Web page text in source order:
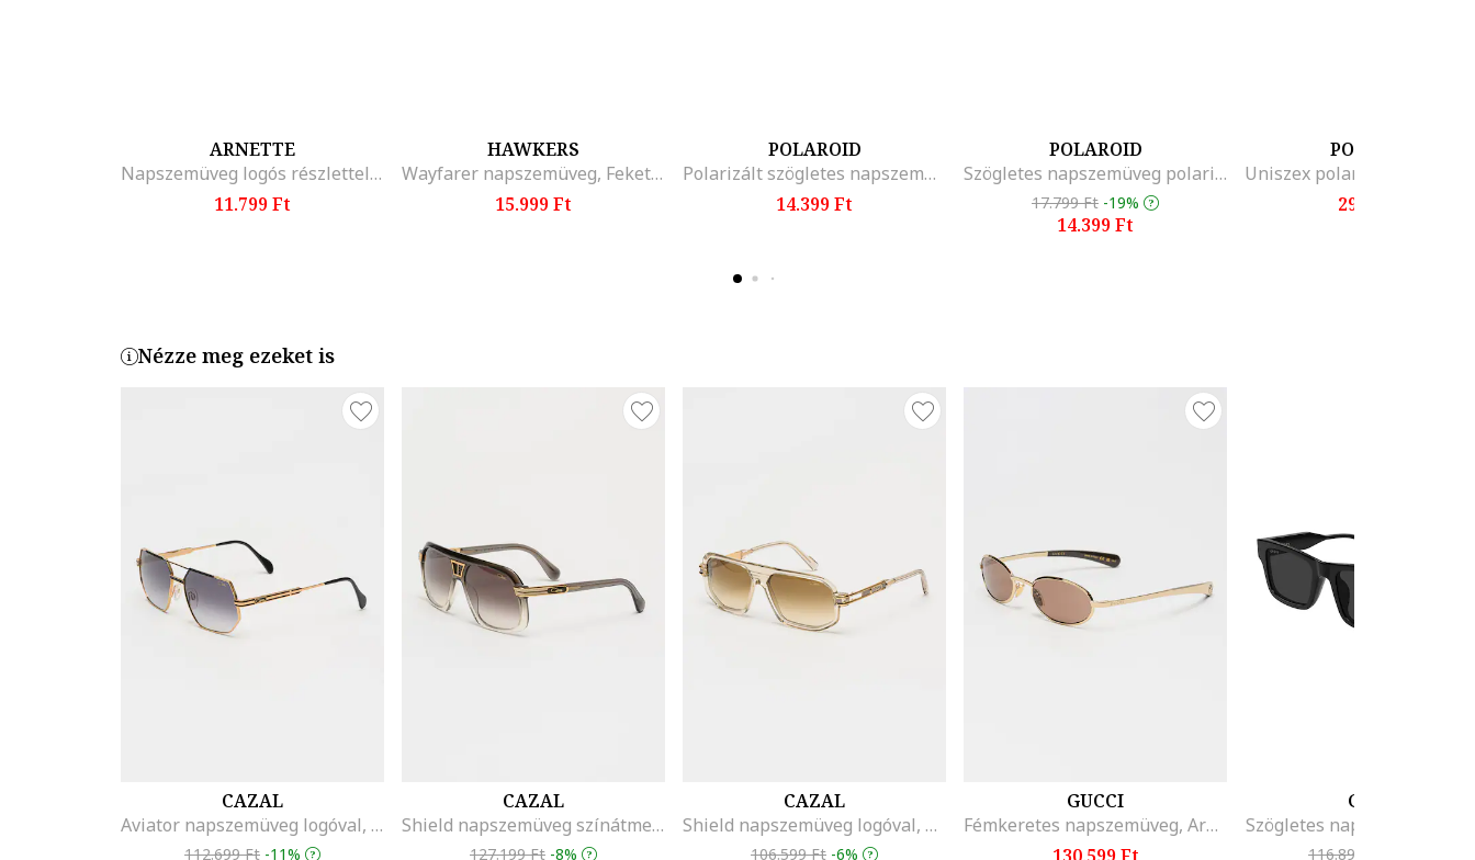
ARNETTE
Napszemüveg logós részlettel, Sötétbarna/Fekete/Sárga
11.799 Ft
HAWKERS
Wayfarer napszemüveg, Fekete/Barna
15.999 Ft
POLAROID
Polarizált szögletes napszemüveg, Fekete
14.399 Ft
POLAROID
Szögletes napszemüveg polarizált lencsékkel, Fekete
17.799 Ft -19%
14.399 Ft
POLAROID
29.699 Ft
Nézze meg ezeket is
CAZAL
Aviator napszemüveg logóval, Aranyszín/Fekete
112.699 Ft -11%
CAZAL
Shield napszemüveg színátmenetes lencsékkel, Aranyszín/Koptatott fekete
127.199 Ft -8%
CAZAL
Shield napszemüveg logóval, Aranyszín/Ezüstszín/Átlátszó
106.599 Ft -6%
GUCCI
Fémkeretes napszemüveg, Aranyszín
GUCCI
Szögletes napszemüveg,
116.899 Ft